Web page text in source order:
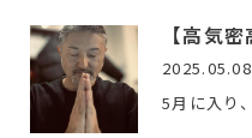
2025.05.08